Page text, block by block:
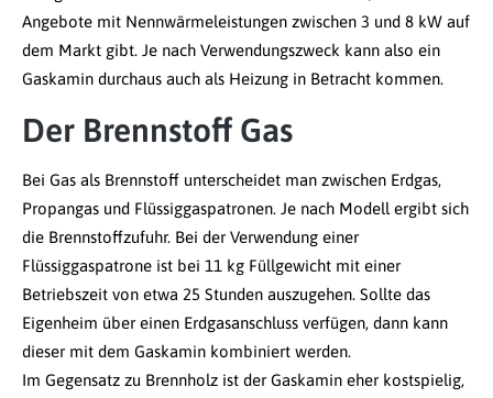
Angebote mit Nennwärmeleistungen zwischen 3 und 8 kW auf
dem Markt gibt. Je nach Verwendungszweck kann also ein
Gaskamin durchaus auch als Heizung in Betracht kommen.
Der Brennstoff Gas
Bei Gas als Brennstoff unterscheidet man zwischen Erdgas,
Propangas und Flüssiggaspatronen. Je nach Modell ergibt sich
die Brennstoffzufuhr. Bei der Verwendung einer
Flüssiggaspatrone ist bei 11 kg Füllgewicht mit einer
Betriebszeit von etwa 25 Stunden auszugehen. Sollte das
Eigenheim über einen Erdgasanschluss verfügen, dann kann
dieser mit dem Gaskamin kombiniert werden.
Im Gegensatz zu Brennholz ist der Gaskamin eher kostspielig,